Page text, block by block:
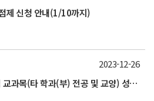
제 신청 안내(1/10까지)
2023학년도 동계 계절수업 교과목(타 학과(부) 전공 및 교양) 성적평가방법 선택제 신청 안내
2023-12-26